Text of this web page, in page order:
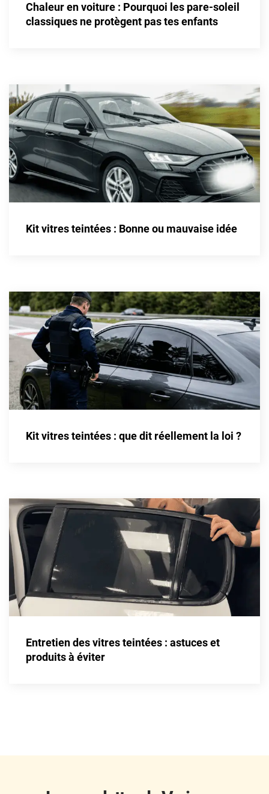
Aston Martin
Buick
Byd
Cadillac
Changan
Chevrolet
Chrysler
Dacia
Daewoo
Daihatsu
Dodge
Dongfeng
Eagle
Fiat
Fisker
Ford
Foton
Holden
Chaleur en voiture : Pourquoi les pare-soleil
classiques ne protègent pas tes enfants
Kit vitres teintées : Bonne ou mauvaise idée
Kit vitres teintées : que dit réellement la loi ?
Entretien des vitres teintées : astuces et
produits à éviter